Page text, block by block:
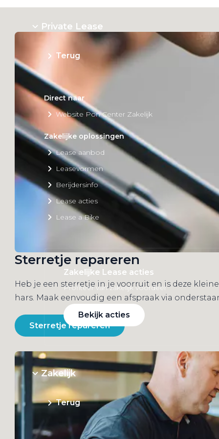
Private Lease
Terug
Direct naar
Website Pon Center Zakelijk
Zakelijke oplossingen
Lease aanbod
Leasevormen
Berijdersinfo
Lease acties
Lease a Bike
Zakelijke Lease acties
Profiteer van zakelijk voordeel
Bekijk acties
Zakelijk
Terug
Sterretje repareren
Heb je een sterretje in je voorruit en is deze
hars. Maak eenvoudig een afspraak via
Sterretje repareren